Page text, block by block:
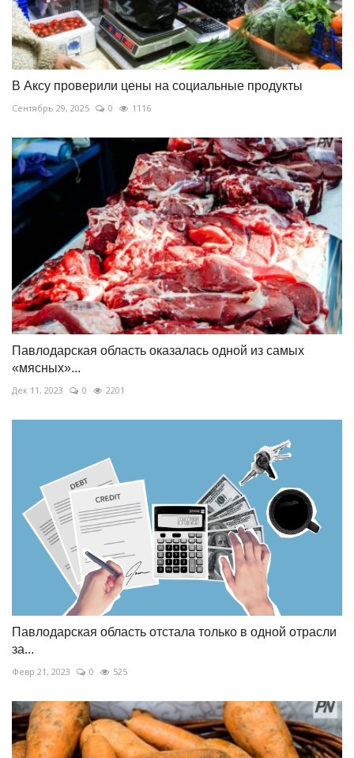
В Аксу проверили цены на социальные продукты
Сентябрь 29, 2025 0 1116
Павлодарская область оказалась одной из самых
«мясных»...
Дек 11, 2023 0 2201
Павлодарская область отстала только в одной отрасли
за...
Февр 21, 2023 0 525